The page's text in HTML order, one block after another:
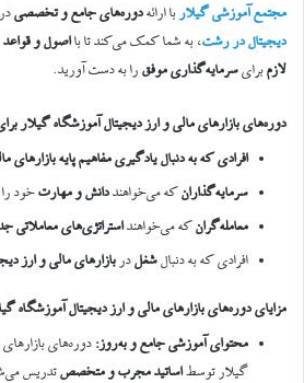
مجتمع آموزشی گیلار با ارائهدوره‌های جامع و تخصصی
دیجیتال در رشت، به شما کمک می‌کند تا بااصول و قواعد
لازمبرایسرمایه‌گذاری موفق را به دست آورید.
دوره‌های بازارهای مالی و ارز دیجیتال آموزشگاه گیلار
افرادی که به دنبال یادگیری مفاهیم پایه بازارهای
سرمایه‌گذارانکه می‌خواهنددانش و مهارتخود را
معامله‌گرانکه می‌خواهنداستراتژی‌های معاملاتی
افرادی که به دنبالشغلدر بازارهای مالی و ارز
مزایای دوره‌های بازارهای مالی و ارز دیجیتال آموزشگاه
محتوای آموزشی جامع و به‌روز: دوره‌های
گیلار توسطاساتید مجرب و متخصصتدریس